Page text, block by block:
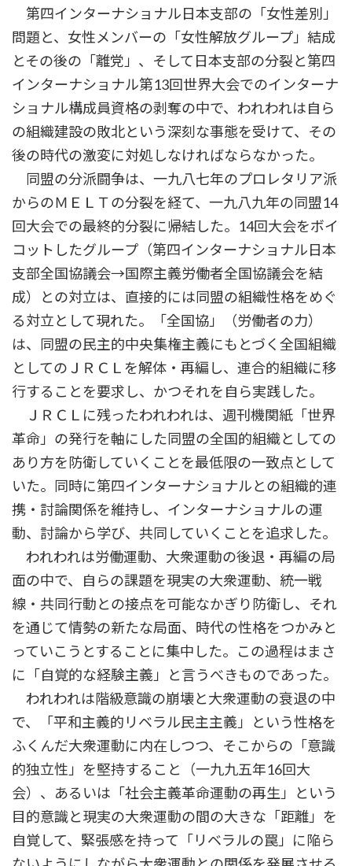
第四インターナショナル日本支部の「女性差別」
問題と、女性メンバーの「女性解放グループ」結成
とその後の「離党」、そして日本支部の分裂と第四
インターナショナル第13回世界大会でのインターナ
ショナル構成員資格の剥奪の中で、われわれは自ら
の組織建設の敗北という深刻な事態を受けて、その
後の時代の激変に対処しなければならなかった。
同盟の分派闘争は、一九八七年のプロレタリア派
からのＭＥＬＴの分裂を経て、一九八九年の同盟14
回大会での最終的分裂に帰結した。14回大会をボイ
コットしたグループ（第四インターナショナル日本
支部全国協議会→国際主義労働者全国協議会を結
成）との対立は、直接的には同盟の組織性格をめぐ
る対立として現れた。「全国協」（労働者の力）
は、同盟の民主的中央集権主義にもとづく全国組織
としてのＪＲＣＬを解体・再編し、連合的組織に移
行することを要求し、かつそれを自ら実践した。
ＪＲＣＬに残ったわれわれは、週刊機関紙「世界
革命」の発行を軸にした同盟の全国的組織としての
あり方を防衛していくことを最低限の一致点として
いた。同時に第四インターナショナルとの組織的連
携・討論関係を維持し、インターナショナルの運
動、討論から学び、共同していくことを追求した。
われわれは労働運動、大衆運動の後退・再編の局
面の中で、自らの課題を現実の大衆運動、統一戦
線・共同行動との接点を可能なかぎり防衛し、それ
を通じて情勢の新たな局面、時代の性格をつかみと
っていこうとすることに集中した。この過程はまさ
に「自覚的な経験主義」と言うべきものであった。
われわれは階級意識の崩壊と大衆運動の衰退の中
で、「平和主義的リベラル民主主義」という性格を
ふくんだ大衆運動に内在しつつ、そこからの「意識
的独立性」を堅持すること（一九九五年16回大
会）、あるいは「社会主義革命運動の再生」という
目的意識と現実の大衆運動の間の大きな「距離」を
自覚して、緊張感を持って「リベラルの罠」に陥ら